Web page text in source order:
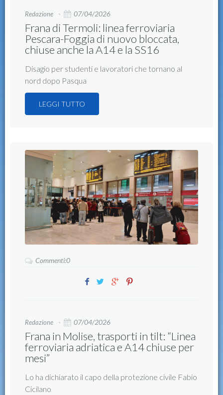
Redazione 07/04/2026
Frana di Termoli: linea ferroviaria
Pescara-Foggia di nuovo bloccata,
chiuse anche la A14 e la SS16
Disagio per studenti e lavoratori che tornano al
nord dopo Pasqua
LEGGI TUTTO
Commenti:0
Redazione 07/04/2026
Frana in Molise, trasporti in tilt: “Linea
ferroviaria adriatica e A14 chiuse per
mesi”
Lo ha dichiarato il capo della protezione civile Fabio
Cicilano